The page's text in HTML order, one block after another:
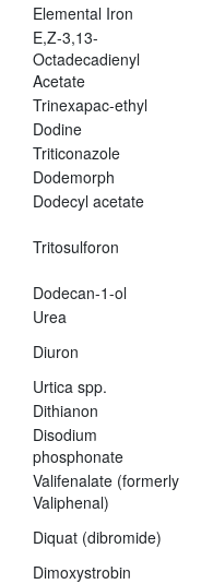
Elemental Iron
E,Z-3,13-
Octadecadienyl
Acetate
Trinexapac-ethyl
Dodine
Triticonazole
Dodemorph
Dodecyl acetate
Tritosulforon
Dodecan-1-ol
Urea
Diuron
Urtica spp.
Dithianon
Disodium
phosphonate
Valifenalate (formerly
Valiphenal)
Diquat (dibromide)
Dimoxystrobin